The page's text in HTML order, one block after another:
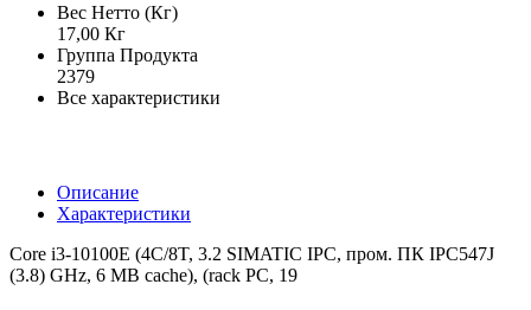
Вес Нетто (Кг)
17,00 Кг
Группа Продукта
2379
Все характеристики
Описание
Характеристики
Core i3-10100E (4C/8T, 3.2 SIMATIC IPC, пром. ПК IPC547J
(3.8) GHz, 6 MB cache), (rack PC, 19